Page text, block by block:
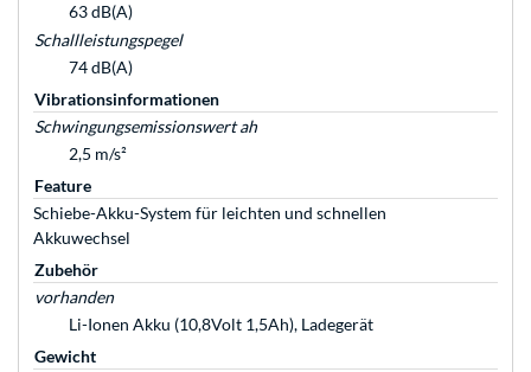
63 dB(A)
Schallleistungspegel
74 dB(A)
Vibrationsinformationen
Schwingungsemissionswert ah
2,5 m/s²
Feature
Schiebe-Akku-System für leichten und schnellen
Akkuwechsel
Zubehör
vorhanden
Li-Ionen Akku (10,8Volt 1,5Ah), Ladegerät
Gewicht